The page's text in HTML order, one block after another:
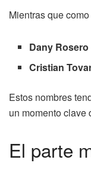
Mientras que
Dany Rosero
Cristian
Estos nombres
un momento clave
El parte